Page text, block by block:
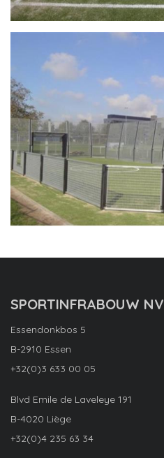
SPORTINFRABOUW NV
Essendonkbos 5
B-2910 Essen
+32(0)3 633 00 05
Blvd Emile de Laveleye 191
B-4020 Liège
+32(0)4 235 63 34